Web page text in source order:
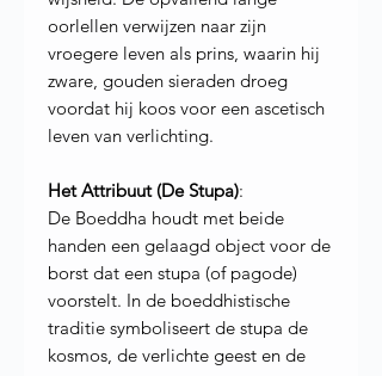
oorlellen verwijzen naar zijn
vroegere leven als prins, waarin hij
zware, gouden sieraden droeg
voordat hij koos voor een ascetisch
leven van verlichting.
Het Attribuut (De Stupa):
De Boeddha houdt met beide
handen een gelaagd object voor de
borst dat een stupa (of pagode)
voorstelt. In de boeddhistische
traditie symboliseert de stupa de
kosmos, de verlichte geest en de